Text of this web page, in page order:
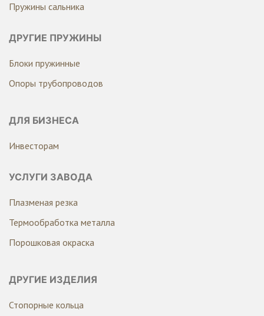
Пружины сальника
ДРУГИЕ ПРУЖИНЫ
Блоки пружинные
Опоры трубопроводов
ДЛЯ БИЗНЕСА
Инвесторам
УСЛУГИ ЗАВОДА
Плазменая резка
Термообработка металла
Порошковая окраска
ДРУГИЕ ИЗДЕЛИЯ
Стопорные кольца